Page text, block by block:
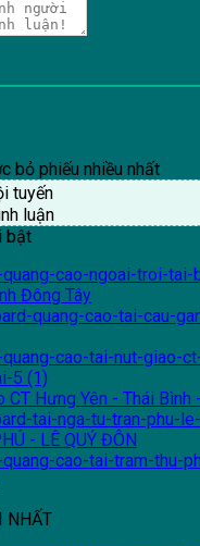
bỏ phiếu nhiều nhất
tuyến
luận
bật
Đông Tây
CT Hưng Yên - Thái Bình
- LÊ QUÝ ĐÔN
NHẤT